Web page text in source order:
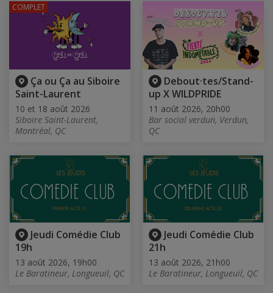
Ça ou Ça au Siboire
Saint-Laurent
10 et 18 août 2026
Siboire Saint-Laurent,
Montréal, QC
COMPLET
Debout·tes/Stand-
up X WILDPRIDE
11 août 2026, 20h00
Bar social verdun, Verdun,
QC
Jeudi Comédie Club
19h
13 août 2026, 19h00
Le Baratineur, Longueuil, QC
Jeudi Comédie Club
21h
13 août 2026, 21h00
Le Baratineur, Longueuil, QC